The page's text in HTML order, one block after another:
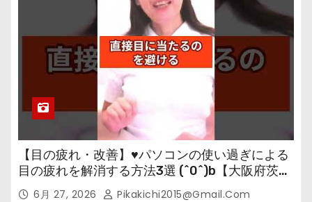
【目の疲れ・改善】♥パソコンの使い過ぎによる
目の疲れを解消する方法3選 (^0^)b【大阪府茨木
市の女性・美容鍼灸・整体師が教えます。】
6月 27, 2026 Pikakichi2015@gmail.com